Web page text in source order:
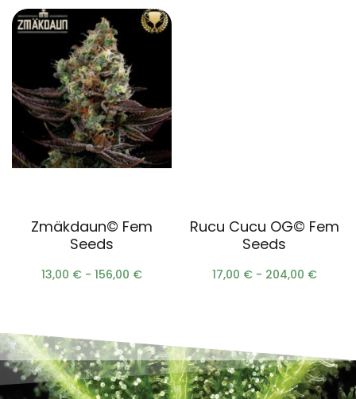
Zmäkdaun© Fem
Seeds
13,00 € - 156,00 €
Rucu Cucu OG© Fem
Seeds
17,00 € - 204,00 €